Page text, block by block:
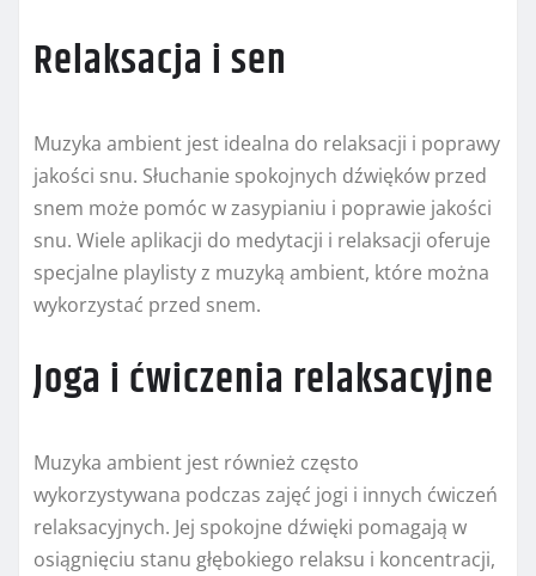
Relaksacja i sen
Muzyka ambient jest idealna do relaksacji i poprawy
jakości snu. Słuchanie spokojnych dźwięków przed
snem może pomóc w zasypianiu i poprawie jakości
snu. Wiele aplikacji do medytacji i relaksacji oferuje
specjalne playlisty z muzyką ambient, które można
wykorzystać przed snem.
Joga i ćwiczenia relaksacyjne
Muzyka ambient jest również często
wykorzystywana podczas zajęć jogi i innych ćwiczeń
relaksacyjnych. Jej spokojne dźwięki pomagają w
osiągnięciu stanu głębokiego relaksu i koncentracji,